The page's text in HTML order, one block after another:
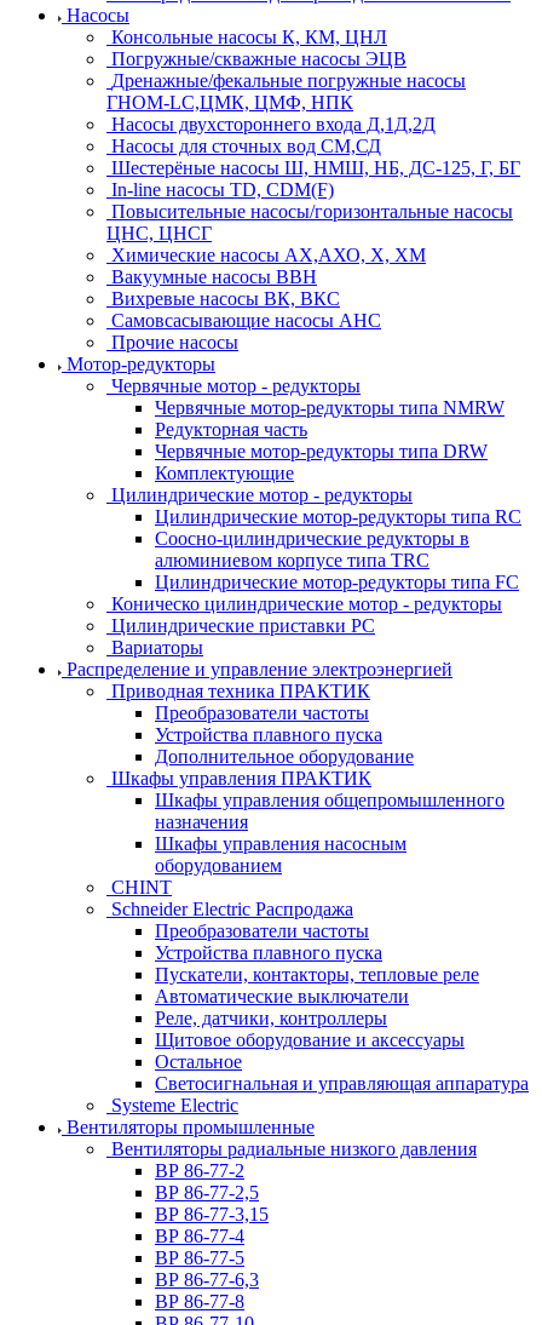
Насосы
Консольные насосы К, КМ, ЦНЛ
Погружные/скважные насосы ЭЦВ
Дренажные/фекальные погружные насосы
ГНОМ-LC,ЦМК, ЦМФ, НПК
Насосы двухстороннего входа Д,1Д,2Д
Насосы для сточных вод СМ,СД
Шестерёные насосы Ш, НМШ, НБ, ДС-125, Г, БГ
In-line насосы TD, CDM(F)
Повысительные насосы/горизонтальные насосы
ЦНС, ЦНСГ
Химические насосы АХ,АХО, Х, ХМ
Вакуумные насосы ВВН
Вихревые насосы ВК, ВКС
Самовсасывающие насосы АНС
Прочие насосы
Мотор-редукторы
Червячные мотор - редукторы
Червячные мотор-редукторы типа NMRW
Редукторная часть
Червячные мотор-редукторы типа DRW
Комплектующие
Цилиндрические мотор - редукторы
Цилиндрические мотор-редукторы типа RC
Соосно-цилиндрические редукторы в
алюминиевом корпусе типа TRC
Цилиндрические мотор-редукторы типа FC
Коническо цилиндрические мотор - редукторы
Цилиндрические приставки PC
Вариаторы
Распределение и управление электроэнергией
Приводная техника ПРАКТИК
Преобразователи частоты
Устройства плавного пуска
Дополнительное оборудование
Шкафы управления ПРАКТИК
Шкафы управления общепромышленного
назначения
Шкафы управления насосным
оборудованием
CHINT
Schneider Electric Распродажа
Преобразователи частоты
Устройства плавного пуска
Пускатели, контакторы, тепловые реле
Автоматические выключатели
Реле, датчики, контроллеры
Щитовое оборудование и аксессуары
Остальное
Светосигнальная и управляющая аппаратура
Systeme Electric
Вентиляторы промышленные
Вентиляторы радиальные низкого давления
ВР 86-77-2
ВР 86-77-2,5
ВР 86-77-3,15
ВР 86-77-4
ВР 86-77-5
ВР 86-77-6,3
ВР 86-77-8